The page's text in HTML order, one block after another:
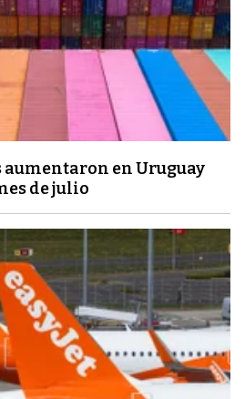
en Uruguay
de julio